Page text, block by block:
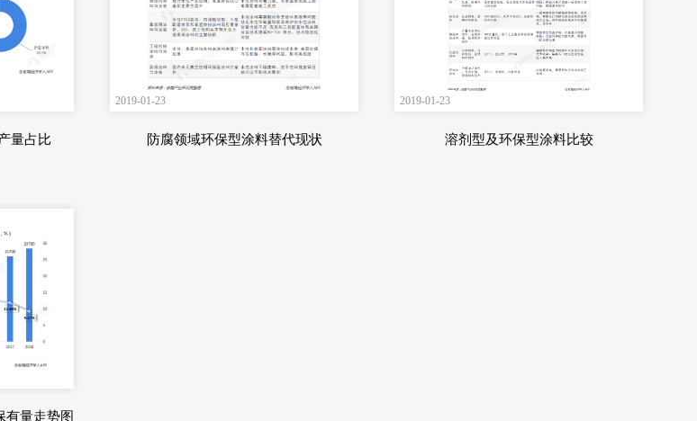
量占比
2019-01-23
防腐领域环保型涂料替代现状
2019-01-23
溶剂型及环保型涂料比较
有量走势图